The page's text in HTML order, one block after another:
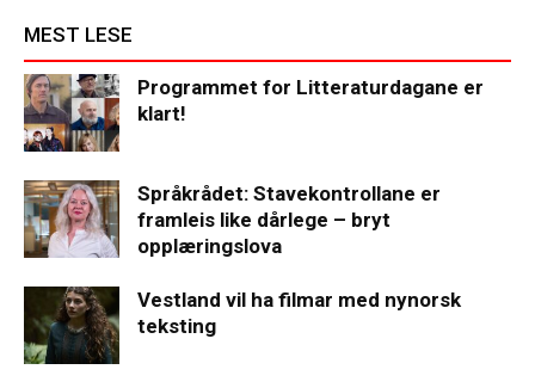
MEST LESE
Programmet for Litteraturdagane er
klart!
Språkrådet: Stavekontrollane er
framleis like dårlege – bryt
opplæringslova
Vestland vil ha filmar med nynorsk
teksting